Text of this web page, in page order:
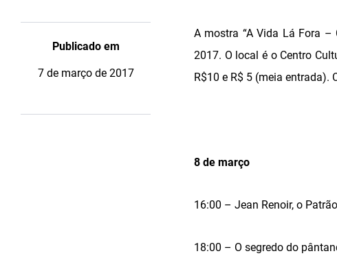
Publicado em
7 de março de 2017
A mostra “A Vida Lá Fora
2017. O local é o Centro
R$10 e R$ 5 (meia entrada).
8 de março
16:00 – Jean Renoir, o
18:00 – O segredo do